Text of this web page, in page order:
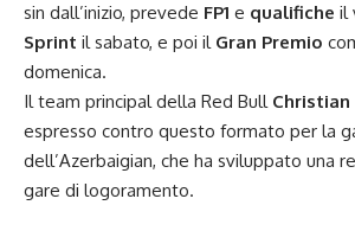
sin dall’inizio, prevede FP1 e qualifiche il
Sprint il sabato, e poi il Gran Premio
domenica.
Il team principal della Red Bull
espresso contro questo formato per la
dell’Azerbaigian, che ha sviluppato una
gare di logoramento.